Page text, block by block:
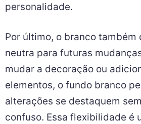
personalidade.
Por último, o branco também
neutra para futuras
mudar a decoração ou
elementos, o fundo branco
alterações se destaquem
confuso. Essa flexibilidade é